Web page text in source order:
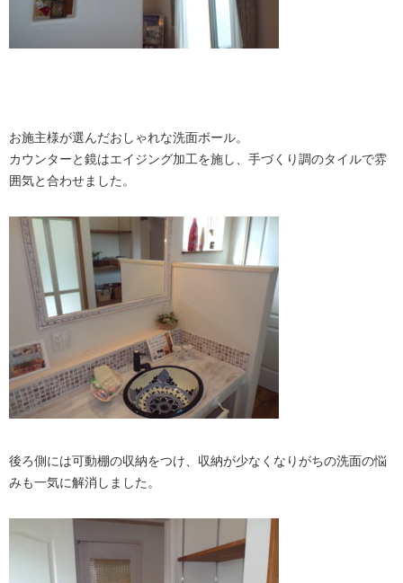
お施主様が選んだおしゃれな洗面ボール。
カウンターと鏡はエイジング加工を施し、手づくり調のタイルで雰
囲気と合わせました。
後ろ側には可動棚の収納をつけ、収納が少なくなりがちの洗面の悩
みも一気に解消しました。